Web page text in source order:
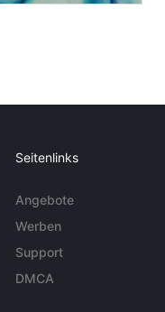
Seitenlinks
Angebote
Werben
Support
DMCA